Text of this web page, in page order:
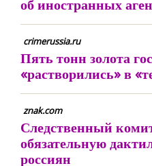
об иностранных
crimerussia.ru
Пять тонн золота
«растворились» в
znak.com
Следственный
обязательную
россиян